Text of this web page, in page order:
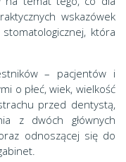
wskazówek
która
– pacjentów i
o płeć, wiek, wielkość
przed dentystą,
z dwóch głównych
odnoszącej się do